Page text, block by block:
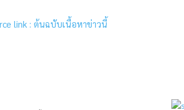
link : ต้นฉบับเนื้อหาข่าวนี้